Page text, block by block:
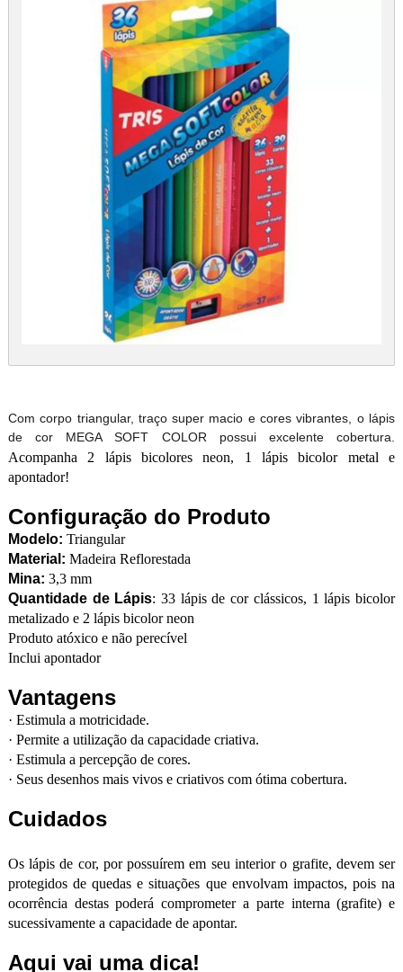
Com corpo triangular, traço super macio e cores vibrantes, o lápis
de cor MEGA SOFT COLOR possui excelente cobertura.
Acompanha 2 lápis bicolores neon, 1 lápis bicolor metal e
apontador!
Configuração do Produto
Modelo: Triangular
Material: Madeira Reflorestada
Mina: 3,3 mm
Quantidade de Lápis: 33 lápis de cor clássicos, 1 lápis bicolor
metalizado e 2 lápis bicolor neon
Produto atóxico e não perecível
Inclui apontador
Vantagens
· Estimula a motricidade.
· Permite a utilização da capacidade criativa.
· Estimula a percepção de cores.
· Seus desenhos mais vivos e criativos com ótima cobertura.
Cuidados
Os lápis de cor, por possuírem em seu interior o grafite, devem ser
protegidos de quedas e situações que envolvam impactos, pois na
ocorrência destas poderá comprometer a parte interna (grafite) e
sucessivamente a capacidade de apontar.
Aqui vai uma dica!